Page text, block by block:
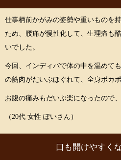
仕事柄前かがみの姿勢や重いものを
ため、腰痛が慢性化して、生理痛も
いでした。
今回、インディバで体の中を温めて
の筋肉がだいぶほぐれて、全身ポカポ
お腹の痛みもだいぶ楽になったので
（20代 女性 ぽいさん）
口も開けやすく